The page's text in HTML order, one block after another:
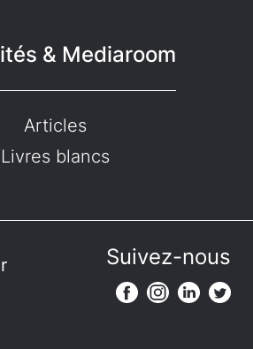
& Mediaroom
Articles
Livres blancs
Suivez-nous